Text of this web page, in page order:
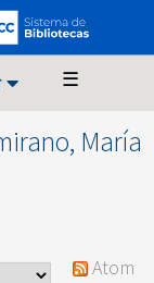
☰
María
Atom